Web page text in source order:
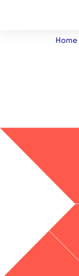
Home